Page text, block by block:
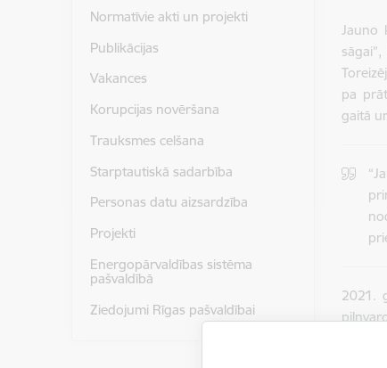
Normatīvie akti un projekti
Publikācijas
Vakances
Korupcijas novēršana
Trauksmes celšana
Starptautiskā sadarbība
Personas datu aizsardzība
Projekti
Energopārvaldības sistēma
pašvaldībā
Ziedojumi Rīgas pašvaldībai
Jauno
pa
gaitā
2021.